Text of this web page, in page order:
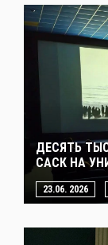
ДЕСЯТЬ
САСК НА
23.06. 2026